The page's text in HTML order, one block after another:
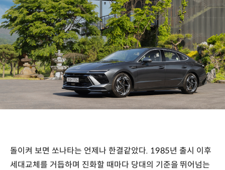
돌이켜 보면 쏘나타는 언제나 한결같았다. 1985년 출시 이후
세대교체를 거듭하며 진화할 때마다 당대의 기준을 뛰어넘는